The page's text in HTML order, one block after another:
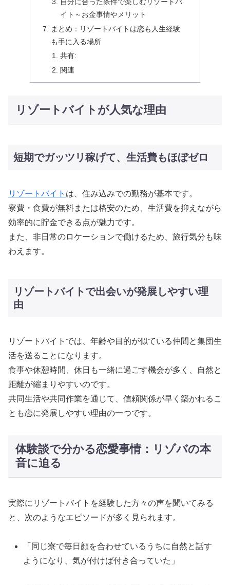
イト～お金事情やメリット
まとめ：リゾートバイトは恋も人生経験
も手に入る場所
共有:
関連
リゾートバイトが人気な理由
短期でガッツリ稼げて、生活費もほぼゼロ
リゾートバイト は、住み込みでの勤務が基本です。
寮費・食費が無料または格安のため、生活費を抑えながら
効率的に貯金できる点が魅力です。
また、非日常のロケーションで働けるため、旅行気分も味
わえます。
リゾートバイトで出会いが発展しやすい理
由
リゾートバイトでは、年齢や目的が似ている仲間と集団生
活を送ることになります。
食事や休憩時間、休日も一緒に過ごす機会が多く、自然と
距離が縮まりやすいのです。
共同生活や共同作業を通じて、信頼関係が早く築かれるこ
とも恋に発展しやすい理由の一つです。
体験談で分かる恋愛事情：リゾバの本
音に迫る
実際にリゾートバイトを経験した方々の声を聞いてみる
と、次のようなエピソードが多く見られます。
「同じ寮で毎日顔を合わせているうちに自然と話す
ようになり、気が付けば付き合っていた」